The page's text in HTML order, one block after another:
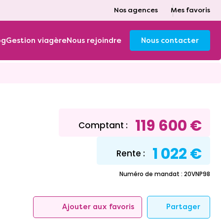
Nos agences Mes favoris
Gestion viagèreNous rejoindre Nous contacter
Comptant : 119 600 €
Rente : 1 022 €
Numéro de mandat : 20VNP98
Ajouter aux favoris Partager